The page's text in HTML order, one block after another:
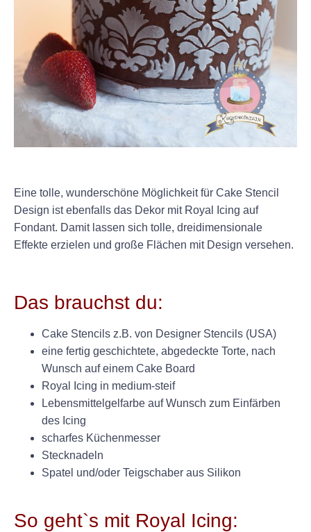
Eine tolle, wunderschöne Möglichkeit für Cake Stencil
Design ist ebenfalls das Dekor mit Royal Icing auf
Fondant. Damit lassen sich tolle, dreidimensionale
Effekte erzielen und große Flächen mit Design versehen.
Das brauchst du:
Cake Stencils z.B. von Designer Stencils (USA)
eine fertig geschichtete, abgedeckte Torte, nach
Wunsch auf einem Cake Board
Royal Icing in medium-steif
Lebensmittelgelfarbe auf Wunsch zum Einfärben
des Icing
scharfes Küchenmesser
Stecknadeln
Spatel und/oder Teigschaber aus Silikon
So geht`s mit Royal Icing: